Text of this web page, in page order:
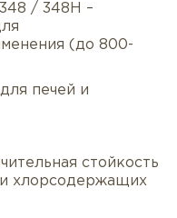
/ 348H –
(до 800-
печей и
стойкость
хлорсодержащих